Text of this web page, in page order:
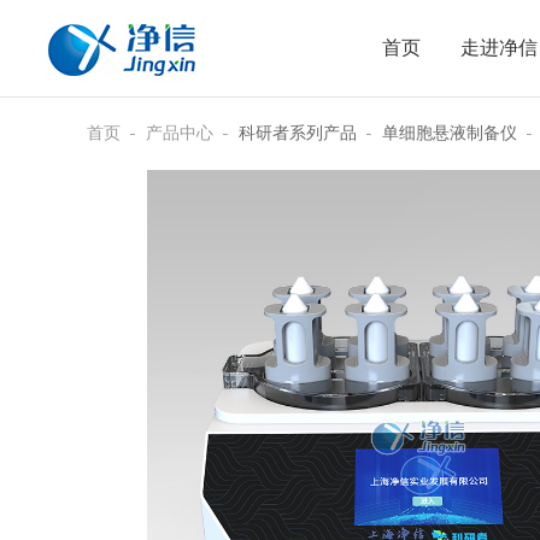
首页 走进净信
首页 产品中心 科研者系列产品 单细胞悬液制备仪